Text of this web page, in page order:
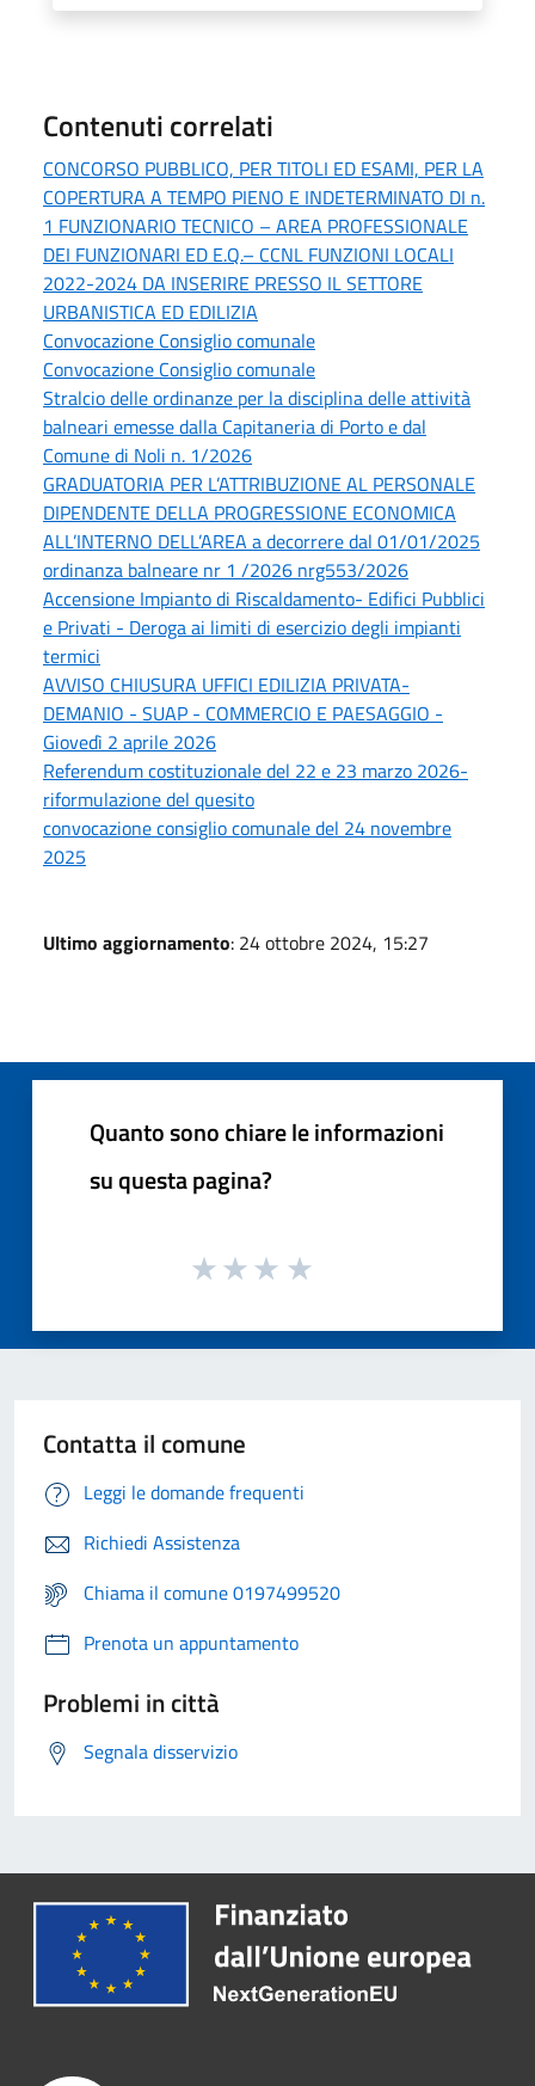
Contenuti correlati
CONCORSO PUBBLICO, PER TITOLI ED ESAMI, PER LA
COPERTURA A TEMPO PIENO E INDETERMINATO DI n.
1 FUNZIONARIO TECNICO – AREA PROFESSIONALE
DEI FUNZIONARI ED E.Q.– CCNL FUNZIONI LOCALI
2022-2024 DA INSERIRE PRESSO IL SETTORE
URBANISTICA ED EDILIZIA
Convocazione Consiglio comunale
Convocazione Consiglio comunale
Stralcio delle ordinanze per la disciplina delle attività
balneari emesse dalla Capitaneria di Porto e dal
Comune di Noli n. 1/2026
GRADUATORIA PER L’ATTRIBUZIONE AL PERSONALE
DIPENDENTE DELLA PROGRESSIONE ECONOMICA
ALL’INTERNO DELL’AREA a decorrere dal 01/01/2025
ordinanza balneare nr 1 /2026 nrg553/2026
Accensione Impianto di Riscaldamento- Edifici Pubblici
e Privati - Deroga ai limiti di esercizio degli impianti
termici
AVVISO CHIUSURA UFFICI EDILIZIA PRIVATA-
DEMANIO - SUAP - COMMERCIO E PAESAGGIO -
Giovedì 2 aprile 2026
Referendum costituzionale del 22 e 23 marzo 2026-
riformulazione del quesito
convocazione consiglio comunale del 24 novembre
2025
Ultimo aggiornamento: 24 ottobre 2024, 15:27
Quanto sono chiare le informazioni
su questa pagina?
Contatta il comune
Leggi le domande frequenti
Richiedi Assistenza
Chiama il comune 0197499520
Prenota un appuntamento
Problemi in città
Segnala disservizio